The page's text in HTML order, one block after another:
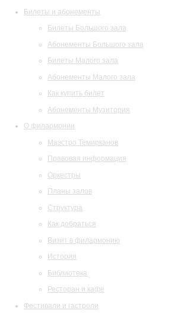
Билеты и абонементы
Билеты Большого зала
Абонементы Большого зала
Билеты Малого зала
Абонементы Малого зала
Как купить билет
Абонементы Музитория
О филармонии
Маэстро Темирканов
Правовая информация
Оркестры
Планы залов
Структура
Как добраться
Визит в филармонию
История
Библиотека
Ресторан и кафе
Фестивали и гастроли